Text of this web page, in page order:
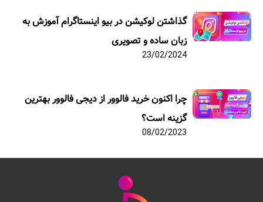
گذاشتن لوکیشن در بیو اینستاگرام آموزش به
زبان ساده و تصویری
23/02/2024
چرا اکنون خرید فالوور از دیجی فالوور بهترین
گزینه است؟
08/02/2023